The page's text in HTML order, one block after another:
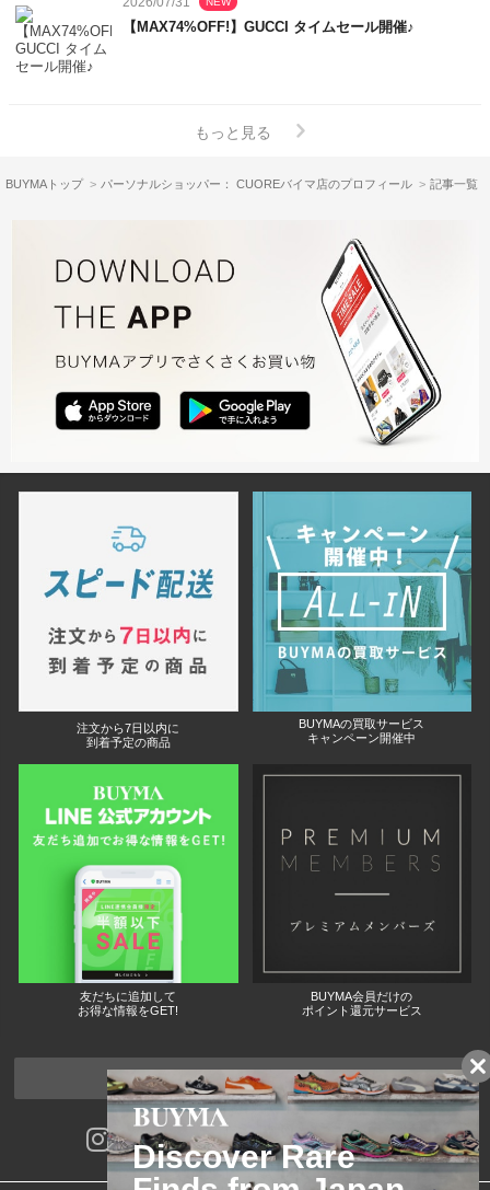
【MAX74%OFF!】GUCCI タイムセール開催♪
もっと見る
BUYMAトップ パーソナルショッパー： CUOREバイマ店のプロフィール 記事一覧
注文から7日以内に
到着予定の商品
BUYMAの買取サービス
キャンペーン開催中
友だちに追加して
お得な情報をGET!
BUYMA会員だけの
ポイント還元サービス
ページトップへ